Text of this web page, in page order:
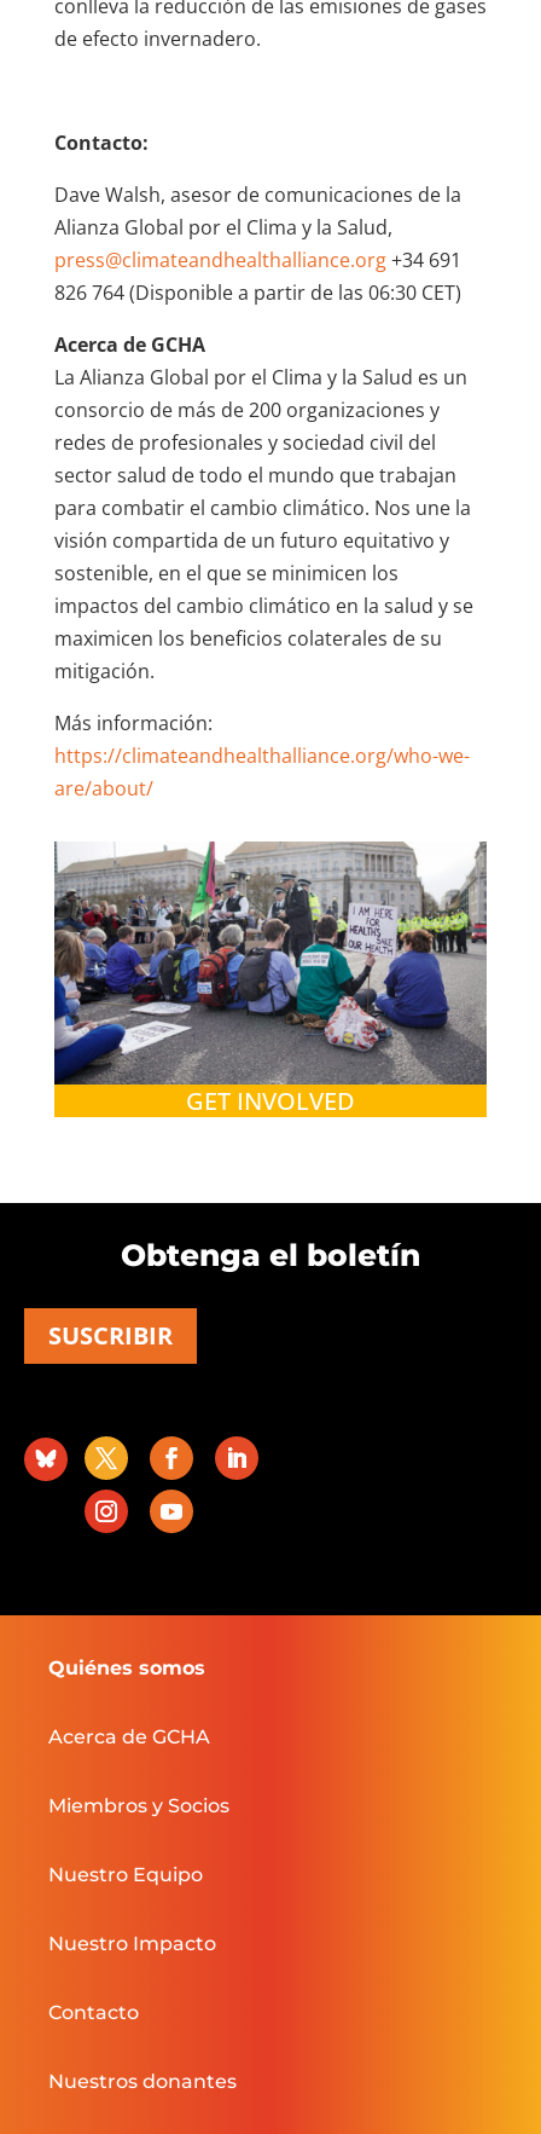
conlleva la reducción de las emisiones de gases
de efecto invernadero.
Contacto:
Dave Walsh, asesor de comunicaciones de la
Alianza Global por el Clima y la Salud,
press@climateandhealthalliance.org+34 691
826 764 (Disponible a partir de las 06:30 CET)
Acerca de GCHA
La Alianza Global por el Clima y la Salud es un
consorcio de más de 200 organizaciones y
redes de profesionales y sociedad civil del
sector salud de todo el mundo que trabajan
para combatir el cambio climático. Nos une la
visión compartida de un futuro equitativo y
sostenible, en el que se minimicen los
impactos del cambio climático en la salud y se
maximicen los beneficios colaterales de su
mitigación.
Más información:
https://climateandhealthalliance.org/who-we-
are/about/
GET INVOLVED
Obtenga el boletín
SUSCRIBIR
Quiénes somos
Acerca de GCHA
Miembros y Socios
Nuestro Equipo
Nuestro Impacto
Contacto
Nuestros donantes